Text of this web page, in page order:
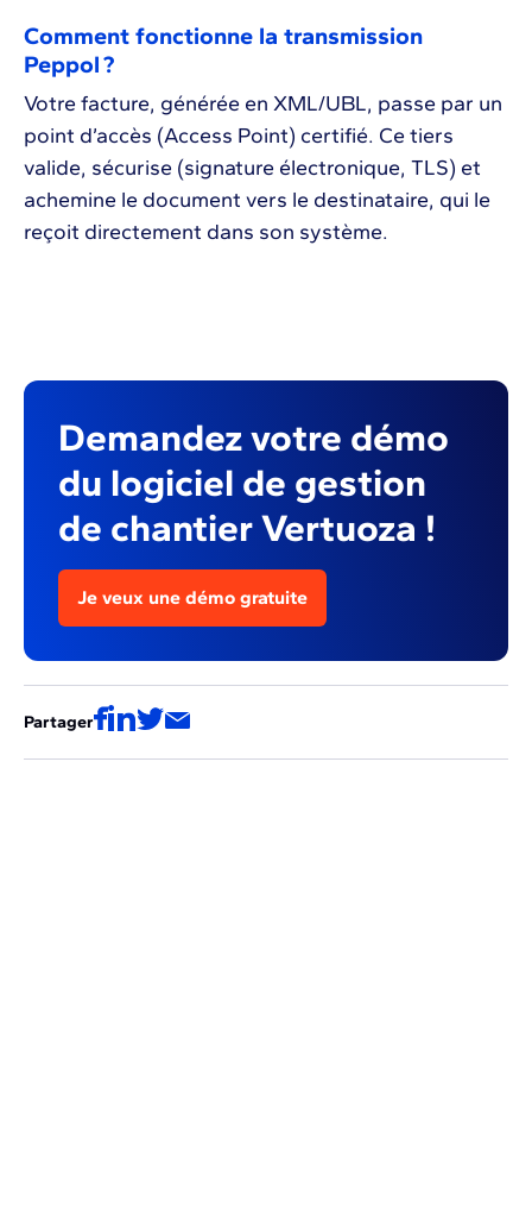
Comment fonctionne la transmission
Peppol ?
Votre facture, générée en XML/UBL, passe par un
point d’accès (Access Point) certifié. Ce tiers
valide, sécurise (signature électronique, TLS) et
achemine le document vers le destinataire, qui le
reçoit directement dans son système.
Demandez votre démo
du logiciel de gestion
de chantier Vertuoza !
Je veux une démo gratuite
Partager